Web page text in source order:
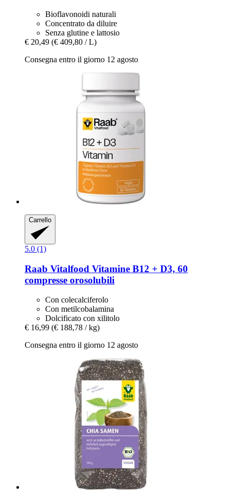
Bioflavonoidi naturali
Concentrato da diluire
Senza glutine e lattosio
€ 20,49 (€ 409,80 / L)
Consegna entro il giorno 12 agosto
Carrello
5.0 (1)
Raab Vitalfood Vitamine B12 + D3, 60
compresse orosolubili
Con colecalciferolo
Con metilcobalamina
Dolcificato con xilitolo
€ 16,99 (€ 188,78 / kg)
Consegna entro il giorno 12 agosto